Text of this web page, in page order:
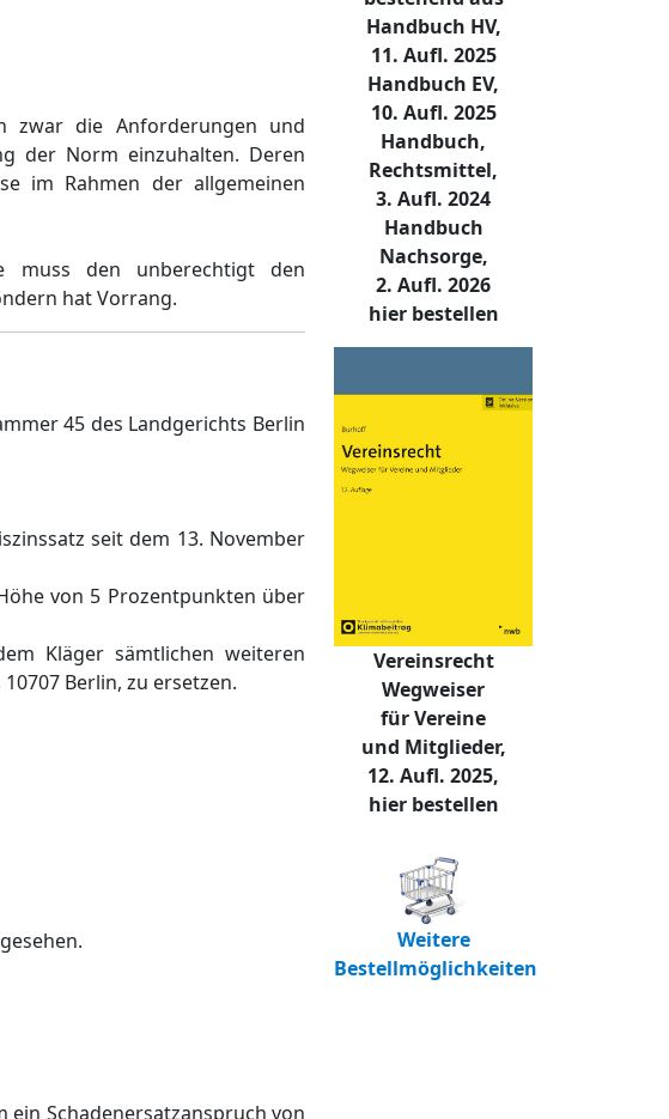
zwar die Anforderungen und
der Norm einzuhalten. Deren
im Rahmen der allgemeinen
muss den unberechtigt den
hat Vorrang.
45 des Landgerichts Berlin
seit dem 13. November
von 5 Prozentpunkten über
Kläger sämtlichen weiteren
Berlin, zu ersetzen.
Schadenersatzanspruch von
Handbuch HV,
11. Aufl. 2025
Handbuch EV,
10. Aufl. 2025
Handbuch,
Rechtsmittel,
3. Aufl. 2024
Handbuch
Nachsorge,
2. Aufl. 2026
hier bestellen
Vereinsrecht
Wegweiser
für Vereine
und Mitglieder,
12. Aufl. 2025,
hier bestellen
Weitere
Bestellmöglichkeiten